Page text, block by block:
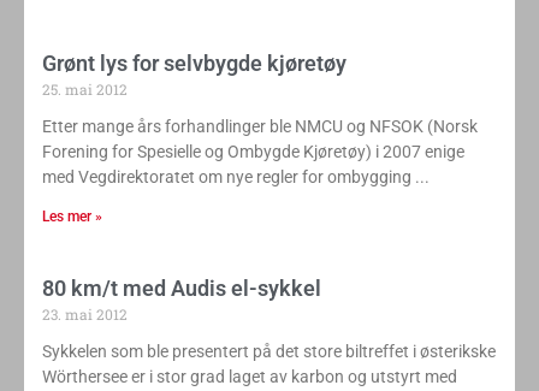
Grønt lys for selvbygde kjøretøy
25. mai 2012
Etter mange års forhandlinger ble NMCU og NFSOK (Norsk
Forening for Spesielle og Ombygde Kjøretøy) i 2007 enige
med Vegdirektoratet om nye regler for ombygging
Les mer »
80 km/t med Audis el-sykkel
23. mai 2012
Sykkelen som ble presentert på det store biltreffet i østerikske
Wörthersee er i stor grad laget av karbon og utstyrt med